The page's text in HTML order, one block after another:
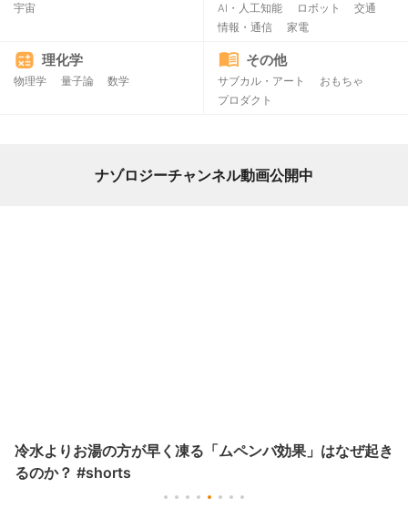
宇宙 AI・人工知能 ロボット
交通
情報・通信
家電
理化学
物理学 量子論 数学
その他
サブカル・アート
おもちゃ
プロダクト
ナゾロジーチャンネル動画公開中
冷水よりお湯の方が早く凍る「ムペンバ効果」はなぜ起き
るのか？ #shorts